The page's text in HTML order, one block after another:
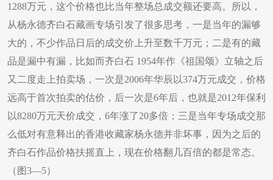
1288万元，这个价格也比当年整场总成交额还要高。所以，
从杨永德齐白石藏画专场引发了很多思考，一是当年的漏够
大的，不少作品日后的成交价上升至数千万元；二是有的藏
品是漏中有漏，比如而齐白石 1954年作《祖国颂》立轴之后
又二度走上拍卖场，一次是2006年华辰以374万元成交，价格
远高于首次拍卖的估价，后一次是6年后，也就是2012年保利
以8280万元天价成交，6年涨了20多倍；三是当年专场成交那
么低对有意释出的香港收藏家杨永德并非坏事，因为之后的
齐白石作品价格扶摇直上，现在价格翻几百倍的都是常态。
（图3—5）